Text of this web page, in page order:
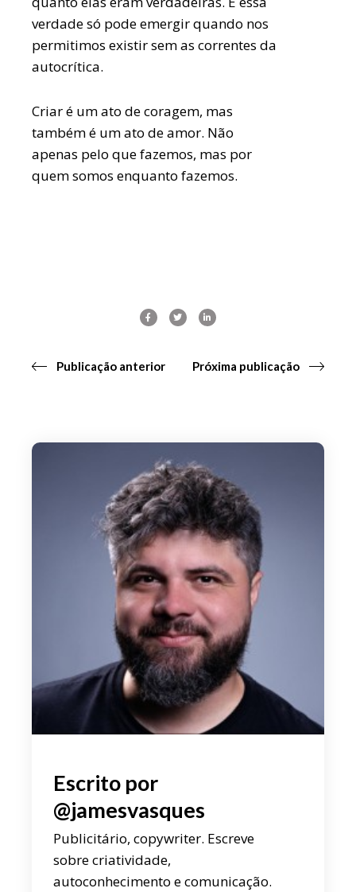
verdade só pode emergir quando nos
permitimos existir sem as correntes da
autocrítica.
Criar é um ato de coragem, mas
também é um ato de amor. Não
apenas pelo que fazemos, mas por
quem somos enquanto fazemos.
Publicação anterior Próxima publicação
Escrito por
@jamesvasques
Publicitário, copywriter. Escreve
sobre criatividade,
autoconhecimento e comunicação.